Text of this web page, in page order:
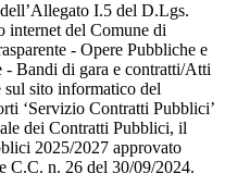
I.5 del D.Lgs.
internet del Comune di
- Opere Pubbliche e
- Bandi di gara e contratti/Atti
sito informatico del
‘Servizio Contratti Pubblici’
dei Contratti Pubblici, il
2025/2027 approvato
C.C. n. 26 del 30/09/2024.